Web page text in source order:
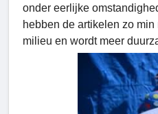
onder eerlijke
hebben de artikelen zo
milieu en wordt meer